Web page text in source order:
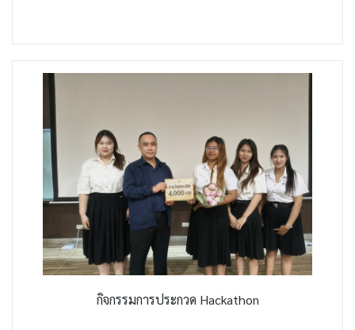
กิจกรรมการประกวด Hackathon